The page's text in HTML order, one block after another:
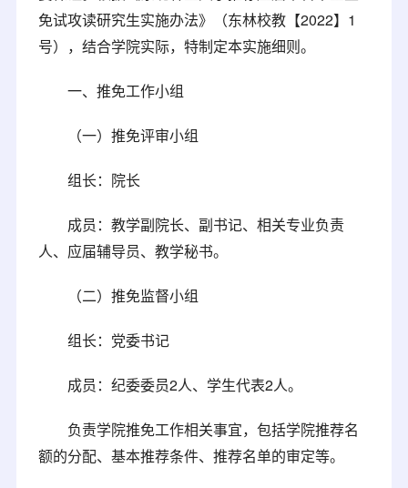
免试攻读研究生实施办法》（东林校教【2022】1
号），结合学院实际，特制定本实施细则。
一、推免工作小组
（一）推免评审小组
组长：院长
成员：教学副院长、副书记、相关专业负责
人、应届辅导员、教学秘书。
（二）推免监督小组
组长：党委书记
成员：纪委委员2人、学生代表2人。
负责学院推免工作相关事宜，包括学院推荐名
额的分配、基本推荐条件、推荐名单的审定等。